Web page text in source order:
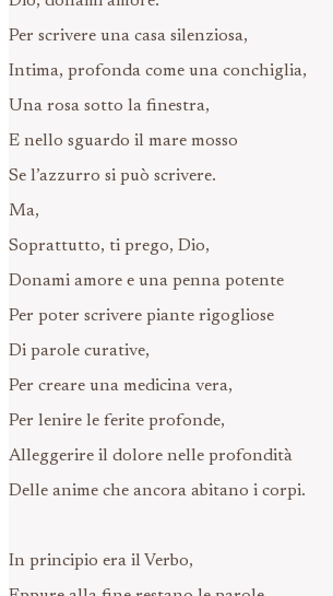
Per scrivere una casa silenziosa,
Intima, profonda come una conchiglia,
Una rosa sotto la finestra,
E nello sguardo il mare mosso
Se l’azzurro si può scrivere.
Ma,
Soprattutto, ti prego, Dio,
Donami amore e una penna potente
Per poter scrivere piante rigogliose
Di parole curative,
Per creare una medicina vera,
Per lenire le ferite profonde,
Alleggerire il dolore nelle profondità
Delle anime che ancora abitano i corpi.
In principio era il Verbo,